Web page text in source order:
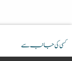
کسی کی جانب سے